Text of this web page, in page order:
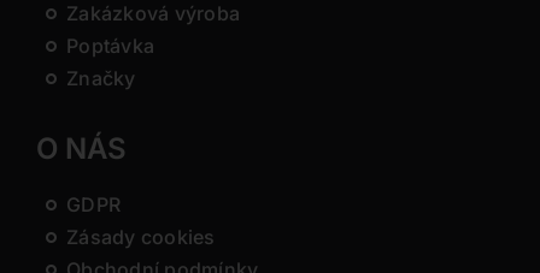
Zakázková výroba
Poptávka
Značky
O NÁS
GDPR
Zásady cookies